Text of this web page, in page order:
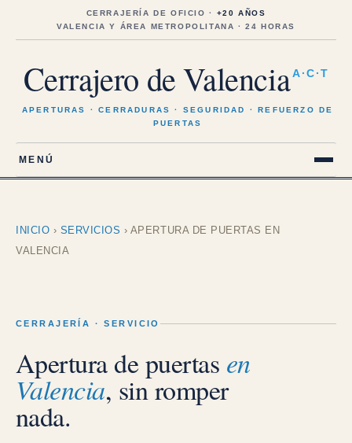
CERRAJERÍA DE OFICIO · +20 AÑOS
VALENCIA Y ÁREA METROPOLITANA · 24 HORAS
Cerrajero de Valencia A·C·T
APERTURAS · CERRADURAS · SEGURIDAD · REFUERZO DE
PUERTAS
MENÚ
INICIO › SERVICIOS › APERTURA DE PUERTAS EN
VALENCIA
CERRAJERÍA · SERVICIO
Apertura de puertas en
Valencia, sin romper
nada.